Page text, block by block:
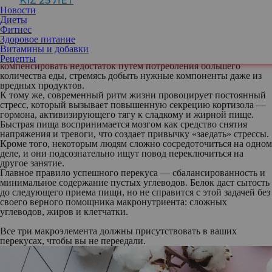
Новости
Диеты
Фитнес
Здоровое питание
Витамины и добавки
Рецепты
быстрое падение уровня сахара, появляется усталость и вновь
желание снова перекусить. Так формируется замкнутый круг
зависимости от вредных продуктов.
Часто причиной постоянного желания перекусить бывает
дефицит жизненно важных веществ в организме, таких как
белки, жиры, минералы и витамины. Организм пытается
компенсировать недостаток путем потребления большего
количества еды, стремясь добыть нужные компоненты даже из
вредных продуктов.
К тому же, современный ритм жизни провоцирует постоянный
стресс, который вызывает повышенную секрецию кортизола —
гормона, активизирующего тягу к сладкому и жирной пище.
Быстрая пища воспринимается мозгом как средство снятия
напряжения и тревоги, что создает привычку «заедать» стрессы.
Кроме того, некоторым людям сложно сосредоточиться на одном
деле, и они подсознательно ищут повод переключиться на
другое занятие.
Главное правило успешного перекуса — сбалансированность и
минимальное содержание пустых углеводов. Белок даст сытость
до следующего приема пищи, но не справится с этой задачей без
своего верного помощника макронутриента: сложных
углеводов, жиров и клетчатки.
Все три макроэлемента должны присутствовать в ваших
перекусах, чтобы вы не переедали.